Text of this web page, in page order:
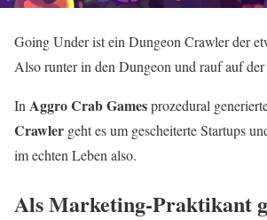
Going Under ist ein Dungeon Crawler der
Also runter in den Dungeon und rauf auf
In Aggro Crab Gamesprozedural
Crawler geht es um gescheiterte Startups
im echten Leben also.
Als Marketing-Praktikant